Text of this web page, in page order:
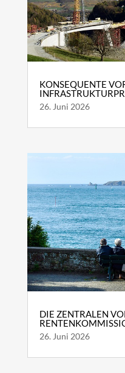
KONSEQUENTE
26. Juni 2026
DIE ZENTRALEN
26. Juni 2026